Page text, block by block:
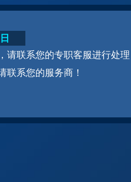
请联系您的专职客服进行处
联系您的服务商！